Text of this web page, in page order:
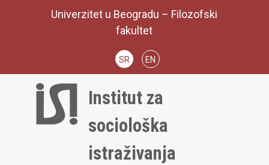
Univerzitet u Beogradu – Filozofski
fakultet
SR EN
Institut za
sociološka
istraživanja